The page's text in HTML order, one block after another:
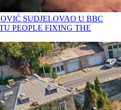
SUDJELOVAO U BBC
PEOPLE FIXING THE